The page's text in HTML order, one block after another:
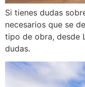
Si tienes dudas
necesarios que se
tipo de obra, desde
dudas.